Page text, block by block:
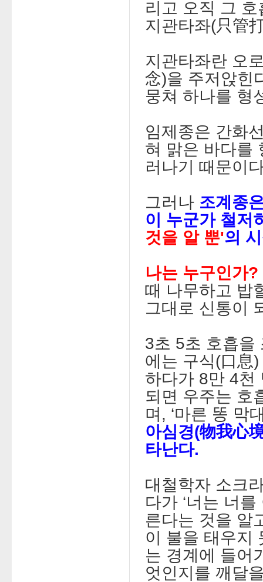
리고 오직 그
지관타좌(只管
지관타좌란 오
念)을 주저앉힌
뭉쳐 하나를 형
임제종은 간화
혀 맑은 바다를
러나기 때문이
그러나 조계종
이 누군가 철저
것을 알 뿐'의
나는 누구인가
때 나무하고 밥
그대로 신통이
3초 5초 호흡을
에는 구식(口息
하다가 8만 4천
되면 우주는 호
며, ‘마른 똥 막
아심경(物我心
타난다.
대철학자 소크
다가 ‘너는 너
른다는 것을 알
이 불을 태우지
는 경계에 들어
엇인지를 깨달